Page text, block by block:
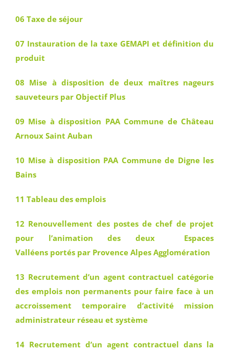
06 Taxe de séjour
07 Instauration de la taxe GEMAPI et définition du
produit
08 Mise à disposition de deux maîtres nageurs
sauveteurs par Objectif Plus
09 Mise à disposition PAA Commune de Château
Arnoux Saint Auban
10 Mise à disposition PAA Commune de Digne les
Bains
11 Tableau des emplois
12 Renouvellement des postes de chef de projet
pour l’animation des deux Espaces
Valléens portés par Provence Alpes Agglomération
13 Recrutement d’un agent contractuel catégorie
des emplois non permanents pour faire face à un
accroissement temporaire d’activité mission
administrateur réseau et système
14 Recrutement d’un agent contractuel dans la